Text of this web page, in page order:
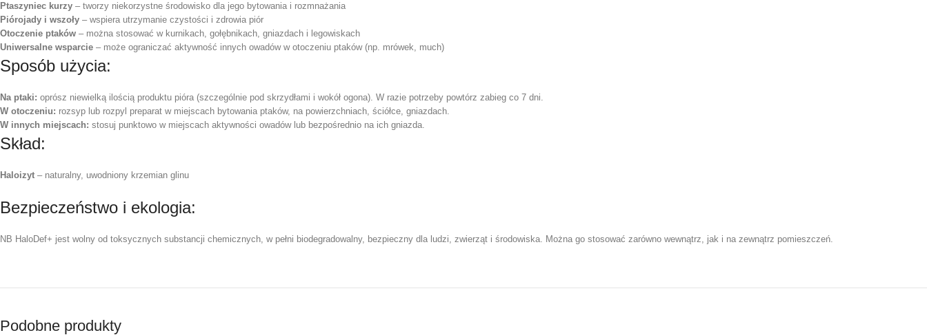
Ptaszyniec kurzy – tworzy niekorzystne środowisko dla jego bytowania i rozmnażania
Piórojady i wszoły – wspiera utrzymanie czystości i zdrowia piór
Otoczenie ptaków – można stosować w kurnikach, gołębnikach, gniazdach i legowiskach
Uniwersalne wsparcie – może ograniczać aktywność innych owadów w otoczeniu ptaków (np. mrówek, much)
Sposób użycia:
Na ptaki: oprósz niewielką ilością produktu pióra (szczególnie pod skrzydłami i wokół ogona). W razie potrzeby powtórz zabieg co 7 dni.
W otoczeniu: rozsyp lub rozpyl preparat w miejscach bytowania ptaków, na powierzchniach, ściółce, gniazdach.
W innych miejscach: stosuj punktowo w miejscach aktywności owadów lub bezpośrednio na ich gniazda.
Skład:
Haloizyt – naturalny, uwodniony krzemian glinu
Bezpieczeństwo i ekologia:
NB HaloDef+ jest wolny od toksycznych substancji chemicznych, w pełni biodegradowalny, bezpieczny dla ludzi, zwierząt i środowiska. Można go stosować zarówno wewnątrz, jak i na zewnątrz pomieszczeń.
Podobne produkty